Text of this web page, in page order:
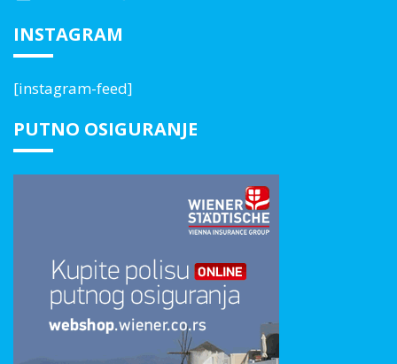
INSTAGRAM
[instagram-feed]
PUTNO OSIGURANJE